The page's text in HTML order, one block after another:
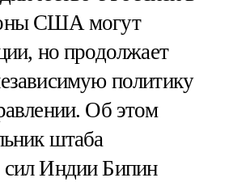
США могут
но продолжает
политику
Об этом
штаба
сил Индии Бипин